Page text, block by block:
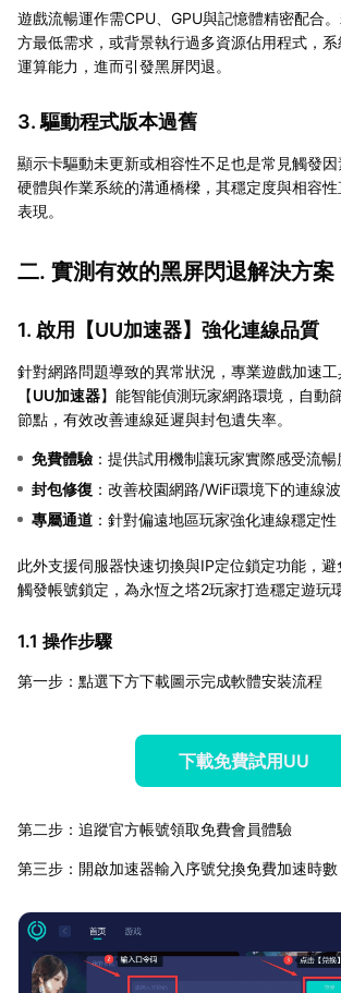
遊戲流暢運作需CPU、GPU與記憶體精密配合
方最低需求，或背景執行過多資源佔用程式，
運算能力，進而引發黑屏閃退。
3. 驅動程式版本過舊
顯示卡驅動未更新或相容性不足也是常見觸發
硬體與作業系統的溝通橋樑，其穩定度與相容
表現。
二. 實測有效的黑屏閃退解決方案
1. 啟用【UU加速器】強化連線品質
針對網路問題導致的異常狀況，專業遊戲加速工
【UU加速器】能智能偵測玩家網路環境，自動
節點，有效改善連線延遲與封包遺失率。
免費體驗 ：提供試用機制讓玩家實際感受流
封包修復 ：改善校園網路/WiFi環境下的連線
專屬通道 ：針對偏遠地區玩家強化連線穩定性
此外支援伺服器快速切換與IP定位鎖定功能，
觸發帳號鎖定，為永恆之塔2玩家打造穩定遊玩
1.1 操作步驟
第一步：點選下方下載圖示完成軟體安裝流程
下載免費試用UU
第二步：追蹤官方帳號領取免費會員體驗
第三步：開啟加速器輸入序號兌換免費加速時數